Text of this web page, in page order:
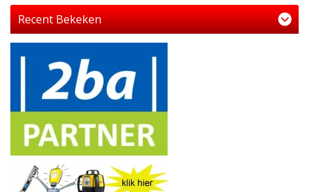
Recent Bekeken